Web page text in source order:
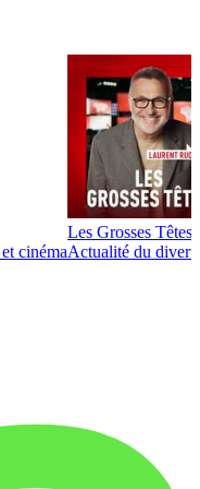
cinéma
Les Grosses Têtes
Actualité du